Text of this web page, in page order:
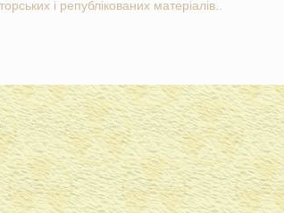
і републікованих матеріалів..